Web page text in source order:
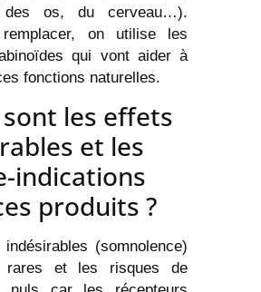
des os, du cerveau…).
on utilise les
qui vont aider à
fonctions naturelles.
les effets
et les
indications
produits ?
(somnolence)
rares et les risques de